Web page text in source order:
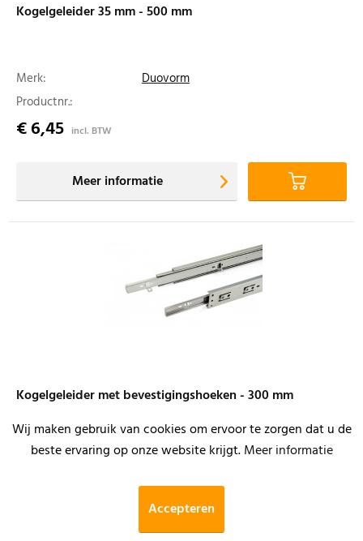
Kogelgeleider 35 mm - 500 mm
Merk:
Duovorm
Productnr.:
€ 6,45 incl. BTW
Meer informatie
Kogelgeleider met bevestigingshoeken - 300 mm
Wij maken gebruik van cookies om ervoor te zorgen dat u de
beste ervaring op onze website krijgt.Meer informatie
Accepteren